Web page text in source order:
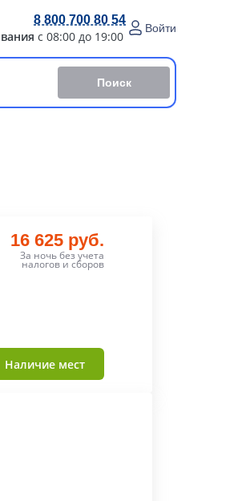
8 800 700 80 54
с 08:00 до 19:00
Войти
Поиск
16 625 руб.
За ночь без учета
налогов и сборов
Наличие мест